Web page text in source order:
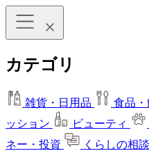
カテゴリ
雑貨・日用品 食品
ッション
ビューティ
ネー・投資
くらしの相談